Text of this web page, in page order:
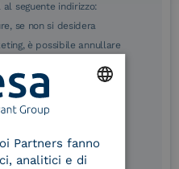
eIDAS Qualified Trust
Remote Qualified
Electronic Signature /
Seal Creation
Service Provider e
Aggregatore CIE
seguente indirizzo:
se non si desidera
è possibile annullare
relativo link di
qualsiasi e-mail.
sono disponibili
INTESA. Inoltrando il
letto e compreso le
ITALIAN
Partners fanno
analitici e di